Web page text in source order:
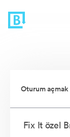
Oturum
Fix It özel